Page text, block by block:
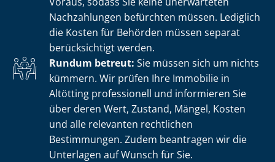
Nachzahlungen befürchten müssen. Lediglich
die Kosten für Behörden müssen separat
berücksichtigt werden.
Rundum betreut: Sie müssen sich um nichts
kümmern. Wir prüfen Ihre Immobilie in
Altötting professionell und informieren Sie
über deren Wert, Zustand, Mängel, Kosten
und alle relevanten rechtlichen
Bestimmungen. Zudem beantragen wir die
Unterlagen auf Wunsch für Sie.